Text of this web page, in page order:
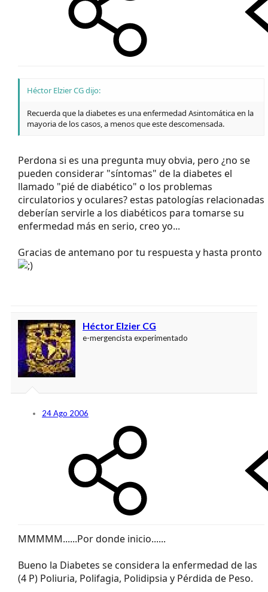
Héctor Elzier CG dijo:
Recuerda que la diabetes es una enfermedad Asintomática en la
mayoria de los casos, a menos que este descomensada.
Perdona si es una pregunta muy obvia, pero ¿no se
pueden considerar "síntomas" de la diabetes el
llamado "pié de diabético" o los problemas
circulatorios y oculares? estas patologías relacionadas
deberían servirle a los diabéticos para tomarse su
enfermedad más en serio, creo yo...
Gracias de antemano por tu respuesta y hasta pronto
Héctor Elzier CG
e-mergencista experimentado
24 Ago 2006
MMMMM......Por donde inicio......
Bueno la Diabetes se considera la enfermedad de las
(4 P) Poliuria, Polifagia, Polidipsia y Pérdida de Peso.